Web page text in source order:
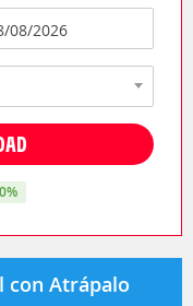
con Atrápalo